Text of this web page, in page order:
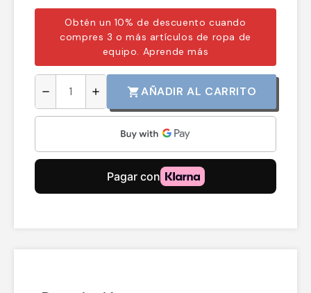
Obtén un 10% de descuento cuando
compres 3 o más artículos de ropa de
equipo. Aprende más
remove add shopping_cartAÑADIR AL CARRITO